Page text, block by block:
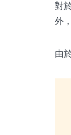
對
外
由